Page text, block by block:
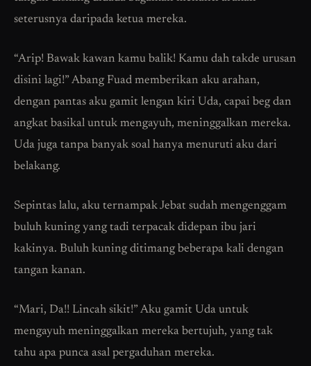
seterusnya daripada ketua mereka.
“Arip! Bawak kawan kamu balik! Kamu dah takde urusan
disini lagi!” Abang Fuad memberikan aku arahan,
dengan pantas aku gamit lengan kiri Uda, capai beg dan
angkat basikal untuk mengayuh, meninggalkan mereka.
Uda juga tanpa banyak soal hanya menuruti aku dari
belakang.
Sepintas lalu, aku ternampak Jebat sudah mengenggam
buluh kuning yang tadi terpacak didepan ibu jari
kakinya. Buluh kuning ditimang beberapa kali dengan
tangan kanan.
“Mari, Da!! Lincah sikit!” Aku gamit Uda untuk
mengayuh meninggalkan mereka bertujuh, yang tak
tahu apa punca asal pergaduhan mereka.